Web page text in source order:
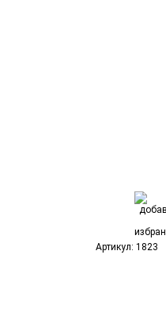
Артикул: 1823